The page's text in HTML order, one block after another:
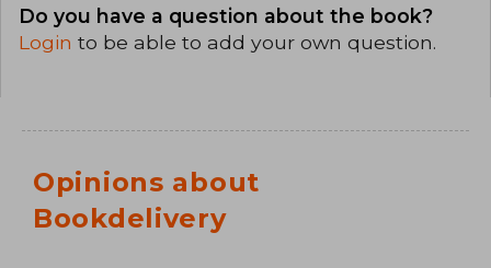
Do you have a question about the book?
Login to be able to add your own question.
Opinions about
Bookdelivery